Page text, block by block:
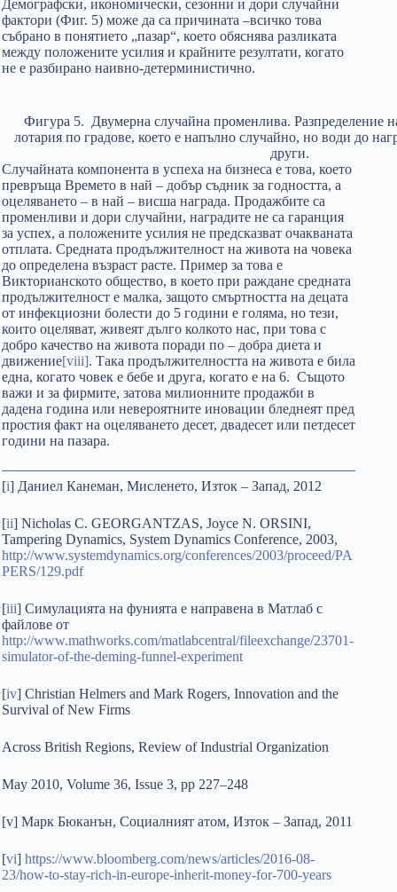
Демографски, икономически, сезонни и дори случайни
фактори (Фиг. 5) може да са причината –всичко това
събрано в понятието „пазар“, което обяснява разликата
между положените усилия и крайните резултати, когато
не е разбирано наивно-детерминистично.
Фигура 5. Двумерна случайна променлива. Разпределение
лотария по градове, което е напълно случайно, но води до
други.
Случайната компонента в успеха на бизнеса е това, което
превръща Времето в най – добър съдник за годността, а
оцеляването – в най – висша награда. Продажбите са
променливи и дори случайни, наградите не са гаранция
за успех, а положените усилия не предсказват очакваната
отплата. Средната продължителност на живота на човека
до определена възраст расте. Пример за това е
Викторианското общество, в което при раждане средната
продължителност е малка, защото смъртността на децата
от инфекциозни болести до 5 години е голяма, но тези,
които оцеляват, живеят дълго колкото нас, при това с
добро качество на живота поради по – добра диета и
движение[viii]. Така продължителността на живота е била
една, когато човек е бебе и друга, когато е на 6. Същото
важи и за фирмите, затова милионните продажби в
дадена година или невероятните иновации бледнеят пред
простия факт на оцеляването десет, двадесет или петдесет
години на пазара.
[i] Даниел Канеман, Мисленето, Изток – Запад, 2012
[ii] Nicholas C. GEORGANTZAS, Joyce N. ORSINI,
Tampering Dynamics, System Dynamics Conference, 2003,
http://www.systemdynamics.org/conferences/2003/proceed/PA
PERS/129.pdf
[iii] Симулацията на фунията е направена в Матлаб с
файлове от
http://www.mathworks.com/matlabcentral/fileexchange/23701-
simulator-of-the-deming-funnel-experiment
[iv] Christian Helmers and Mark Rogers, Innovation and the
Survival of New Firms
Across British Regions, Review of Industrial Organization
May 2010, Volume 36, Issue 3, pp 227–248
[v] Марк Бюканън, Социалният атом, Изток – Запад, 2011
[vi] https://www.bloomberg.com/news/articles/2016-08-
23/how-to-stay-rich-in-europe-inherit-money-for-700-years